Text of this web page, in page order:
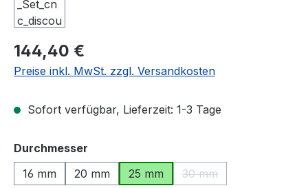
Regulärer Preis:
144,40 €
Preise inkl. MwSt. zzgl. Versandkosten
Sofort verfügbar, Lieferzeit: 1-3 Tage
Durchmesser
16 mm
20 mm 25 mm 30 mm
(Diese Option ist